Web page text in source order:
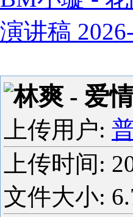
演讲稿
林爽 - 爱
上传用户:
上传时间:
文件大小: